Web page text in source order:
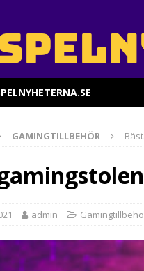
GAMINGTILLBEHÖR
admin